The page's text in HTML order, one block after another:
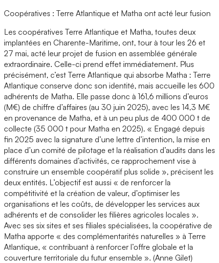
Coopératives : Terre Atlantique et Matha ont acté leur fusion
Les coopératives Terre Atlantique et Matha, toutes deux
implantées en Charente-Maritime, ont, tour à tour les 26 et
27 mai, acté leur projet de fusion en assemblée générale
extraordinaire. Celle-ci prend effet immédiatement. Plus
précisément, c’est Terre Atlantique qui absorbe Matha : Terre
Atlantique conserve donc son identité, mais accueille les 600
adhérents de Matha. Elle passe donc à 161,6 millions d’euros
(M€) de chiffre d’affaires (au 30 juin 2025), avec les 14,3 M€
en provenance de Matha, et à un peu plus de 400 000 t de
collecte (35 000 t pour Matha en 2025). « Engagé depuis
fin 2025 avec la signature d’une lettre d’intention, la mise en
place d’un comité de pilotage et la réalisation d’audits dans les
différents domaines d’activités, ce rapprochement vise à
construire un ensemble coopératif plus solide », précisent les
deux entités. L’objectif est aussi « de renforcer la
compétitivité et la création de valeur, d’optimiser les
organisations et les coûts, de développer les services aux
adhérents et de consolider les filières agricoles locales ».
Avec ses six sites et ses filiales spécialisées, la coopérative de
Matha apporte « des complémentarités naturelles » à Terre
Atlantique, « contribuant à renforcer l’offre globale et la
couverture territoriale du futur ensemble ». (Anne Gilet)